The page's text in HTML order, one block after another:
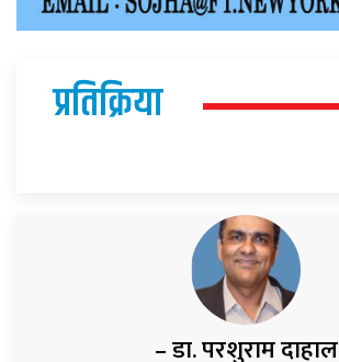
प्रतिक्रिया
– डा. परशुराम दाहाल